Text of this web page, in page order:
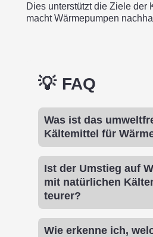
Dies unterstützt die Ziele der
macht Wärmepumpen
FAQ
Was ist das
Kältemittel für
Ist der Umstieg auf
mit natürlichen
teurer?
Wie erkenne ich,